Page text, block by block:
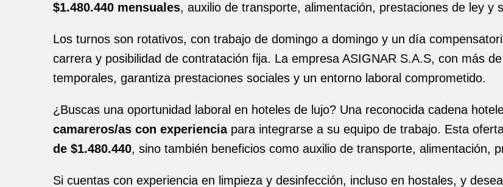
$1.480.440 mensuales, auxilio de transporte, alimentación, prestaciones de ley y
Los turnos son rotativos, con trabajo de domingo a domingo y un día
carrera y posibilidad de contratación fija. La empresa ASIGNAR S.A.S, con más
temporales, garantiza prestaciones sociales y un entorno laboral comprometido.
¿Buscas una oportunidad laboral en hoteles de lujo? Una reconocida cadena
camareros/as con experienciapara integrarse a su equipo de trabajo. Esta
de $1.480.440, sino también beneficios como auxilio de transporte, alimentación,
Si cuentas con experiencia en limpieza y desinfección, incluso en hostales, y